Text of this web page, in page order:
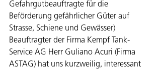
Gefahrgutbeauftragte für die
Beförderung gefährlicher Güter auf
Strasse, Schiene und Gewässer)
Beauftragter der Firma Kempf Tank-
Service AG Herr Guliano Acuri (Firma
ASTAG) hat uns kurzweilig, interessant